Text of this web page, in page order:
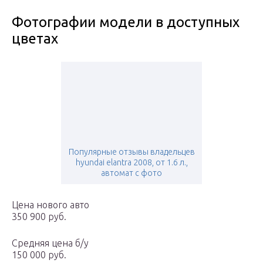
Фотографии модели в доступных
цветах
Популярные отзывы владельцев
hyundai elantra 2008, от 1.6 л.,
автомат с фото
Цена нового авто
350 900 руб.
Средняя цена б/у
150 000 руб.